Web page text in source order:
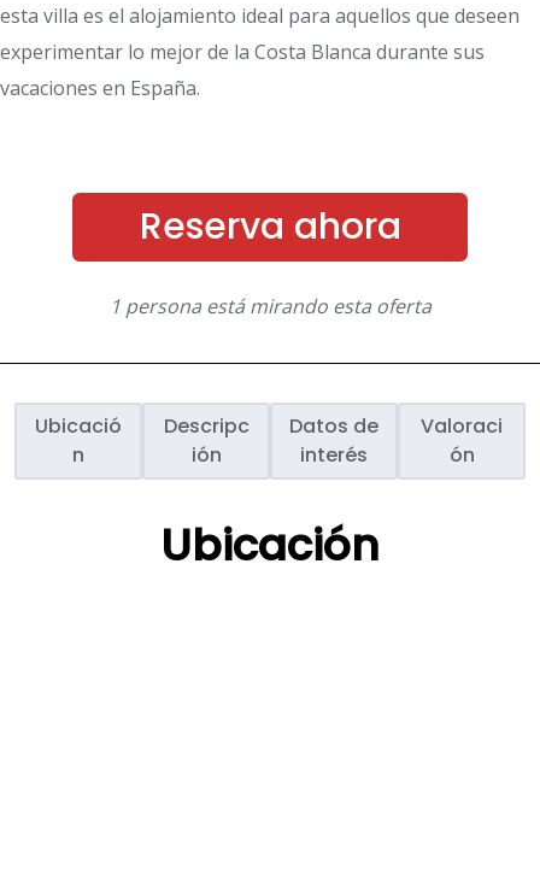
esta villa es el alojamiento ideal para aquellos que deseen
experimentar lo mejor de la Costa Blanca durante sus
vacaciones en España.
Reserva ahora
1 persona está mirando esta oferta
Ubicació
n
Descripc
ión
Datos de
interés
Valoraci
ón
Ubicación